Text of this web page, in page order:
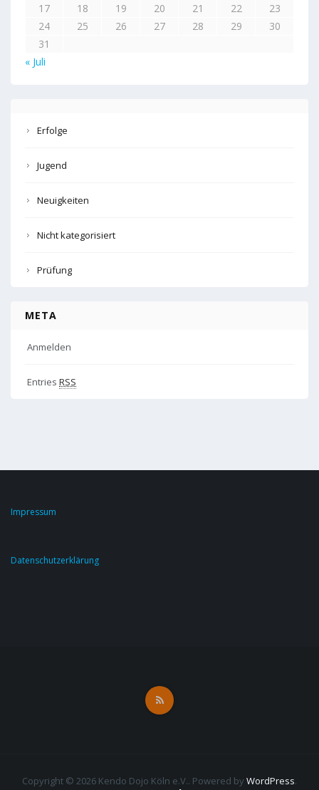
17
18 19 20 21 22
23
24
25 26 27 28 29
30
31
« Juli
Erfolge
Jugend
Neuigkeiten
Nicht kategorisiert
Prüfung
META
Anmelden
Entries RSS
Impressum
Datenschutzerklärung
Copyright © 2026 Kendo Dojo Köln e.V.. Powered by WordPress.